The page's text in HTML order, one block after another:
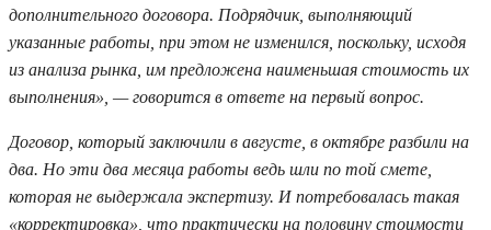
дополнительного договора. Подрядчик, выполняющий
указанные работы, при этом не изменился, поскольку, исходя
из анализа рынка, им предложена наименьшая стоимость их
выполнения», — говорится в ответе на первый вопрос.
Договор, который заключили в августе, в октябре разбили на
два. Но эти два месяца работы ведь шли по той смете,
которая не выдержала экспертизу. И потребовалась такая
«корректировка», что практически на половину стоимости